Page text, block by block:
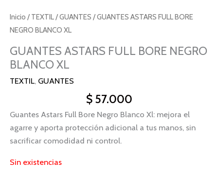
Inicio / TEXTIL/GUANTES / GUANTES ASTARS FULL BORE
NEGRO BLANCO XL
GUANTES ASTARS FULL BORE NEGRO
BLANCO XL
TEXTIL, GUANTES
$57.000
Guantes Astars Full Bore Negro Blanco Xl: mejora el
agarre y aporta protección adicional a tus manos, sin
sacrificar comodidad ni control.
Sin existencias